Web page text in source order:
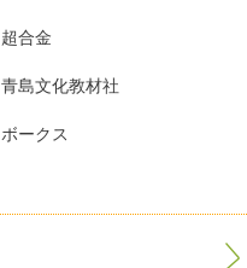
超合金
青島文化教材社
ボークス